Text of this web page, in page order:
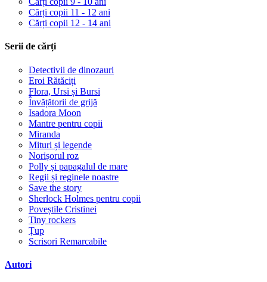
Cărți copii 11 - 12 ani
Cărți copii 12 - 14 ani
Serii de cărți
Detectivii de dinozauri
Eroi Rătăciți
Flora, Ursi și Bursi
Învățătorii de grijă
Isadora Moon
Mantre pentru copii
Miranda
Mituri și legende
Norișorul roz
Polly și papagalul de mare
Regii și reginele noastre
Save the story
Sherlock Holmes pentru copii
Poveștile Cristinei
Tiny rockers
Țup
Scrisori Remarcabile
Autori